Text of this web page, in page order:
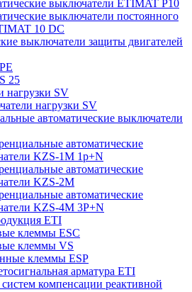
выключатели ETIMAT P10
выключатели постоянного
10 DC
выключатели защиты двигателей
25
нагрузки SV
нагрузки SV
автоматические выключатели
автоматические
KZS-1M 1p+N
автоматические
KZS-2M
автоматические
KZS-4M 3P+N
ETI
клеммы ESC
клеммы VS
клеммы ESP
арматура ETI
компенсации реактивной